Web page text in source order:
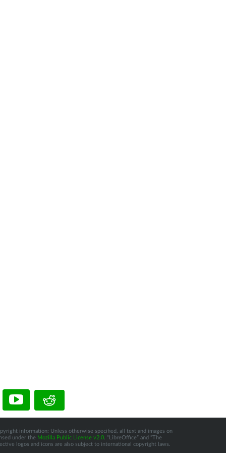
information: Unless otherwise specified, all text and images on
under the Mozilla Public License v2.0. “LibreOffice” and “The
logos and icons are also subject to international copyright laws.